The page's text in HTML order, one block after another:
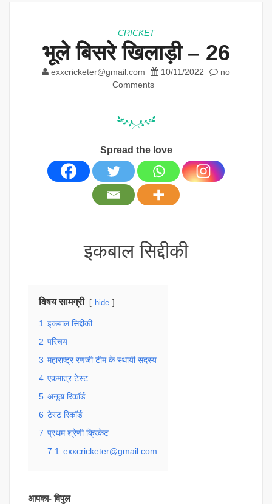
CRICKET
भूले बिसरे खिलाड़ी – 26
exxcricketer@gmail.com 10/11/2022
no
Comments
Spread the love
इकबाल सिद्दीकी
विषय सामग्री hide
1 इकबाल सिद्दीकी
2 परिचय
3 महाराष्ट्र रणजी टीम के स्थायी सदस्य
4 एकमात्र टेस्ट
5 अनूठा रिकॉर्ड
6 टेस्ट रिकॉर्ड
7 प्रथम श्रेणी क्रिकेट
7.1 exxcricketer@gmail.com
आपका- विपुल